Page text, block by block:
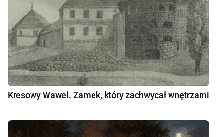
Kresowy Wawel. Zamek, który zachwycał wnętrzami